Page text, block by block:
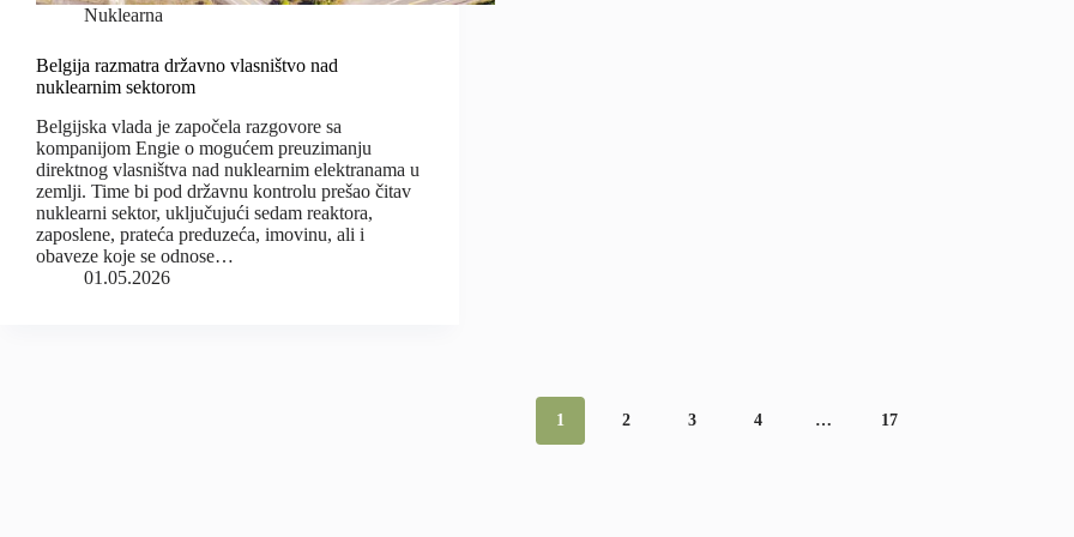
Nuklearna
Belgija razmatra državno vlasništvo nad
nuklearnim sektorom
Belgijska vlada je započela razgovore sa
kompanijom Engie o mogućem preuzimanju
direktnog vlasništva nad nuklearnim elektranama u
zemlji. Time bi pod državnu kontrolu prešao čitav
nuklearni sektor, uključujući sedam reaktora,
zaposlene, prateća preduzeća, imovinu, ali i
obaveze koje se odnose…
01.05.2026
1 2 3 4 … 17